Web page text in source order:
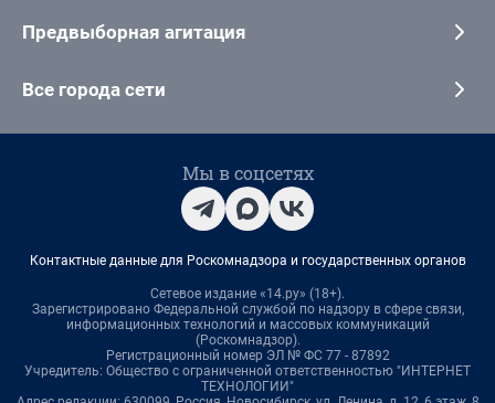
Предвыборная агитация
Все города сети
Мы в соцсетях
Контактные данные для Роскомнадзора и государственных органов
Сетевое издание «14.ру» (18+).
Зарегистрировано Федеральной службой по надзору в сфере связи,
информационных технологий и массовых коммуникаций
(Роскомнадзор).
Регистрационный номер ЭЛ № ФС 77 - 87892
Учредитель: Общество с ограниченной ответственностью "ИНТЕРНЕТ
ТЕХНОЛОГИИ"